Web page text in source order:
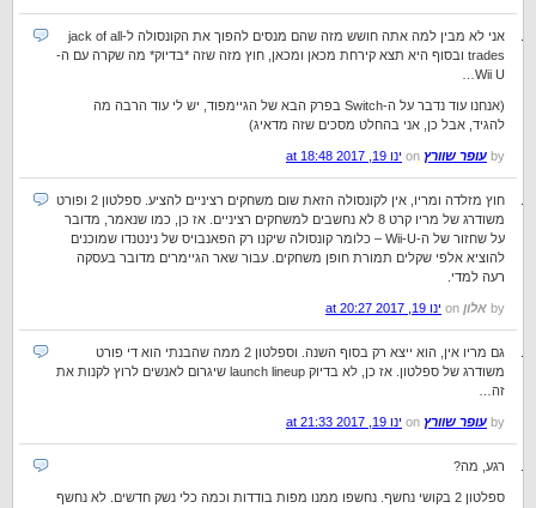
אני לא מבין למה אתה חושש מזה שהם מנסים להפוך את הקונסולה ל-jack of all
trades ובסוף היא תצא קירחת מכאן ומכאן, חוץ מזה שזה *בדיוק* מה שקרה עם ה-
Wii U…
(אנחנו עוד נדבר על ה-Switch בפרק הבא של הגיימפוד, יש לי עוד הרבה מה
להגיד, אבל כן, אני בהחלט מסכים שזה מדאיג)
by עופר שוורץ ינו 19, 2017 at 18:48
חוץ מזלדה ומריו, אין לקונסולה הזאת שום משחקים רציניים להציע. ספלטון 2 ופורט
משודרג של מריו קרט 8 לא נחשבים למשחקים רציניים. אז כן, כמו שנאמר, מדובר
על שחזור של ה-Wii-U – כלומר קונסולה שיקנו רק הפאנבויס של נינטנדו שמוכנים
להוציא אלפי שקלים תמורת חופן משחקים. עבור שאר הגיימרים מדובר בעסקה
רעה למדי.
by אלון ינו 19, 2017 at 20:27
גם מריו אין, הוא ייצא רק בסוף השנה. וספלטון 2 ממה שהבנתי הוא די פורט
משודרג של ספלטון. אז כן, לא בדיוק launch lineup שיגרום לאנשים לרוץ לקנות את
זה…
by עופר שוורץ ינו 19, 2017 at 21:33
רגע, מה?
ספלטון 2 בקושי נחשף. נחשפו ממנו מפות בודדות וכמה כלי נשק חדשים. לא נחשף